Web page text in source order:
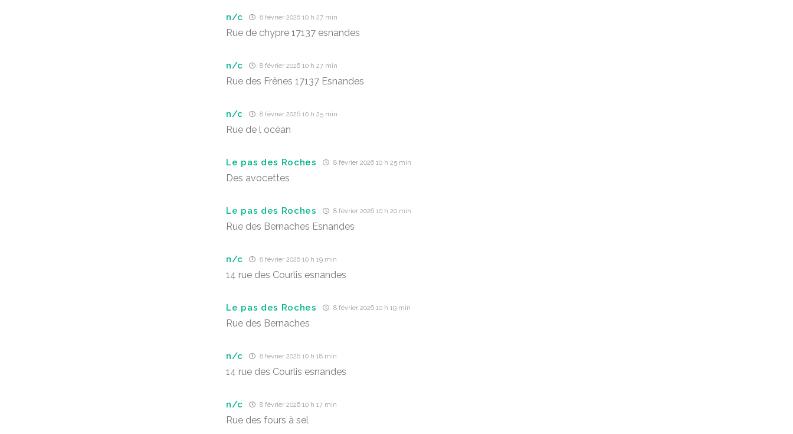
n/c 8 février 2026 10 h 27 min
Rue de chypre 17137 esnandes
n/c 8 février 2026 10 h 27 min
Rue des Frênes 17137 Esnandes
n/c 8 février 2026 10 h 25 min
Rue de l océan
Le pas des Roches 8 février 2026 10 h 25 min
Des avocettes
Le pas des Roches 8 février 2026 10 h 20 min
Rue des Bernaches Esnandes
n/c 8 février 2026 10 h 19 min
14 rue des Courlis esnandes
Le pas des Roches 8 février 2026 10 h 19 min
Rue des Bernaches
n/c 8 février 2026 10 h 18 min
14 rue des Courlis esnandes
n/c 8 février 2026 10 h 17 min
Rue des fours à sel